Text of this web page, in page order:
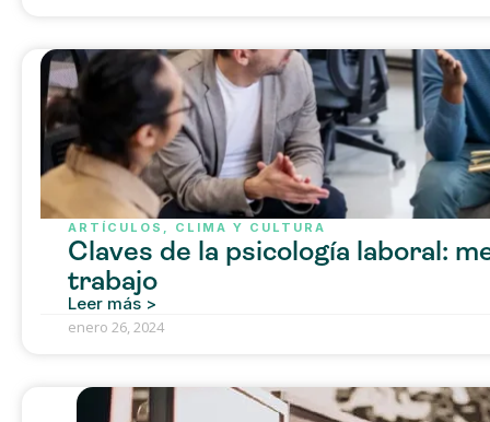
ARTÍCULOS CLIMA Y CULTURA
Claves de la psicología laboral:
trabajo
Leer más >
enero 26, 2024